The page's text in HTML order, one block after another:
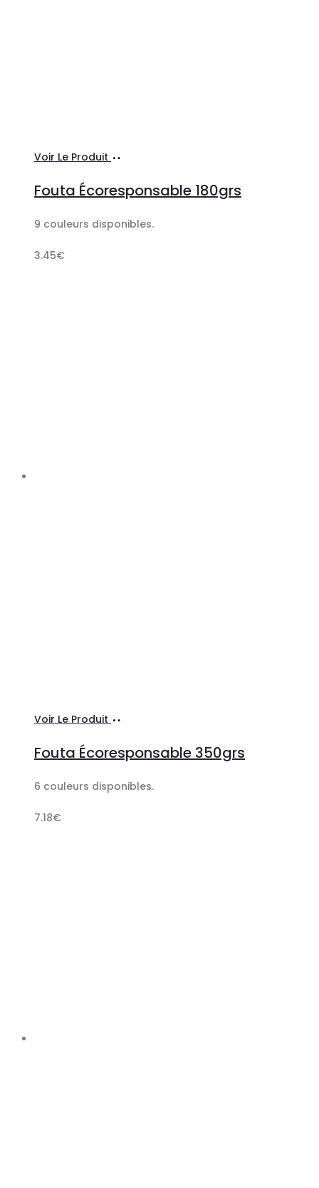
Voir Le Produit
options
Fouta Écoresponsable 180grs
9 couleurs disponibles.
3.45€
Voir Le Produit
options
Fouta Écoresponsable 350grs
6 couleurs disponibles.
7.18€